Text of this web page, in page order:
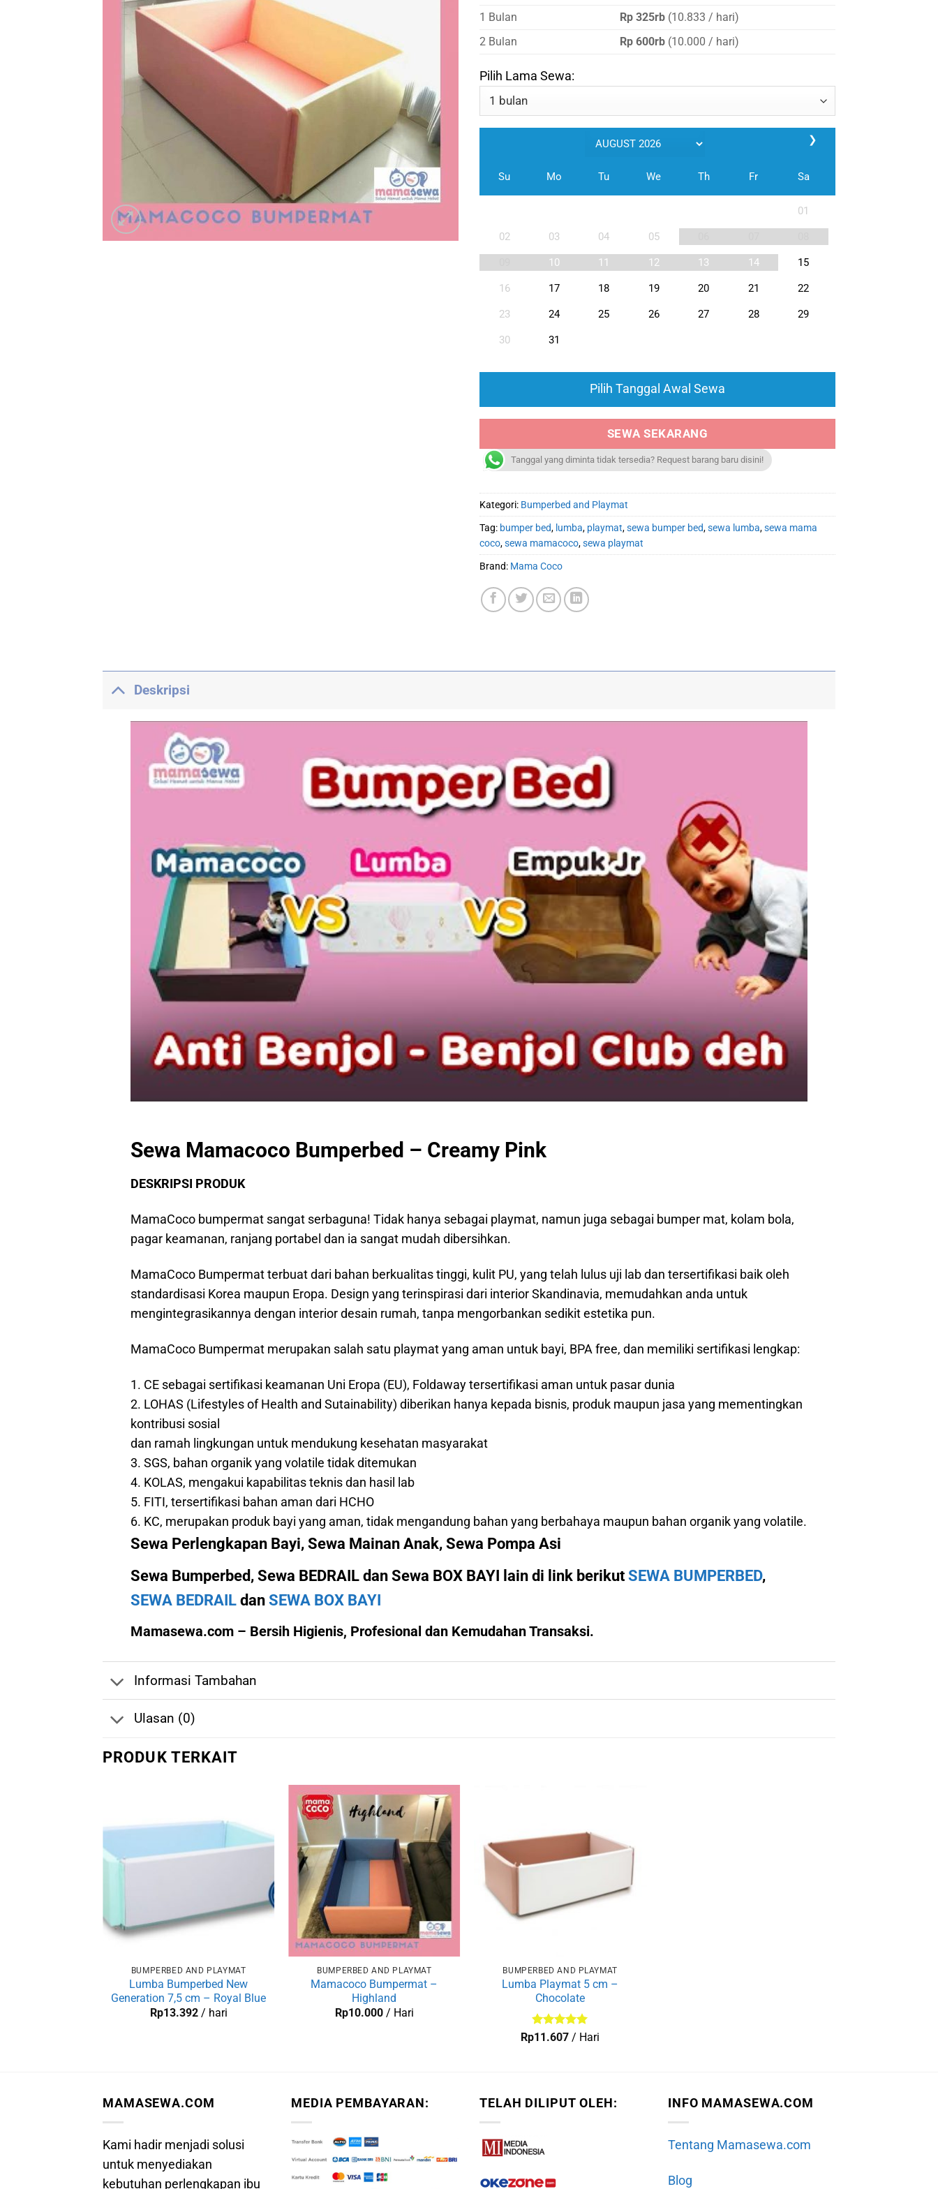
1 Bulan
Rp 325rb(10.833 / hari)
2 Bulan
Rp 600rb(10.000 / hari)
Pilih Lama Sewa:
❯
Su Mo Tu We Th Fr Sa
01
02 03 04 05
10 11 12 13 14 15
16 17 18 19 20 21 22
23 24 25 26 27 28 29
30 31
Pilih Tanggal Awal Sewa
SEWA SEKARANG
Tanggal yang diminta tidak tersedia? Request barang baru disini!
Kategori: Bumperbed and Playmat
Tag: bumper bed, lumba, playmat,sewa bumper bed,sewa lumba,sewa mama
coco,sewa mamacoco,sewa playmat
Brand: Mama Coco
Deskripsi
Sewa Mamacoco Bumperbed – Creamy Pink
DESKRIPSI PRODUK
MamaCoco bumpermat sangat serbaguna! Tidak hanya sebagai playmat, namun juga sebagai bumper mat, kolam bola,
pagar keamanan, ranjang portabel dan ia sangat mudah dibersihkan.
MamaCoco Bumpermat terbuat dari bahan berkualitas tinggi, kulit PU, yang telah lulus uji lab dan tersertifikasi baik oleh
standardisasi Korea maupun Eropa. Design yang terinspirasi dari interior Skandinavia, memudahkan anda untuk
mengintegrasikannya dengan interior desain rumah, tanpa mengorbankan sedikit estetika pun.
MamaCoco Bumpermat merupakan salah satu playmat yang aman untuk bayi, BPA free, dan memiliki sertifikasi lengkap:
1. CE sebagai sertifikasi keamanan Uni Eropa (EU), Foldaway tersertifikasi aman untuk pasar dunia
2. LOHAS (Lifestyles of Health and Sutainability) diberikan hanya kepada bisnis, produk maupun jasa yang mementingkan
kontribusi sosial
dan ramah lingkungan untuk mendukung kesehatan masyarakat
3. SGS, bahan organik yang volatile tidak ditemukan
4. KOLAS, mengakui kapabilitas teknis dan hasil lab
5. FITI, tersertifikasi bahan aman dari HCHO
6. KC, merupakan produk bayi yang aman, tidak mengandung bahan yang berbahaya maupun bahan organik yang volatile.
Sewa Perlengkapan Bayi, Sewa Mainan Anak, Sewa Pompa Asi
Sewa Bumperbed, Sewa BEDRAIL dan Sewa BOX BAYI lain di link berikutSEWA BUMPERBED,
SEWA BEDRAIL danSEWA BOX BAYI
Mamasewa.com – Bersih Higienis, Profesional dan Kemudahan Transaksi.
Informasi Tambahan
Ulasan (0)
PRODUK TERKAIT
BUMPERBED AND PLAYMAT
Lumba Bumperbed New
Generation 7,5 cm – Royal Blue
Rp13.392 / hari
BUMPERBED AND PLAYMAT
Mamacoco Bumpermat –
Highland
Rp10.000 / Hari
BUMPERBED AND PLAYMAT
Lumba Playmat 5 cm –
Chocolate
Dinilai5
Rp11.607 / Hari
MAMASEWA.COM
Kami hadir menjadi solusi
untuk menyediakan
kebutuhan perlengkapan ibu
MEDIA PEMBAYARAN: TELAH DILIPUT OLEH: INFO MAMASEWA.COM
Tentang Mamasewa.com
Blog